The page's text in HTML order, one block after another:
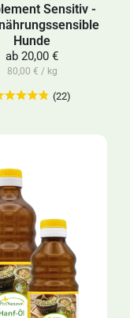
Sensitiv -
Hunde
ab 20,00 €
80,00 € / kg
(22)